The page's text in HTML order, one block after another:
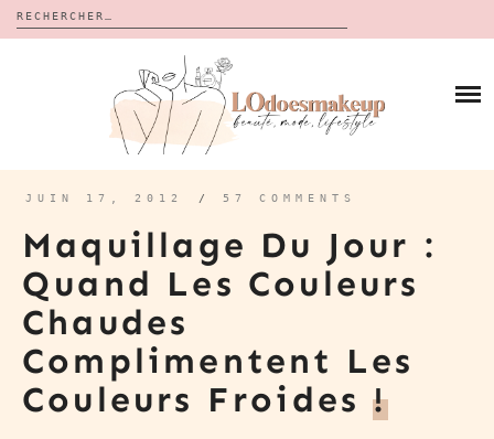
Rechercher :
CALENDRIERS DE L’AVENT
BON PLAN
À PROPOS
CONTACT
JUIN 17, 2012 / 57 COMMENTS
Maquillage Du Jour :
Quand Les Couleurs
Chaudes
Complimentent Les
Couleurs Froides!